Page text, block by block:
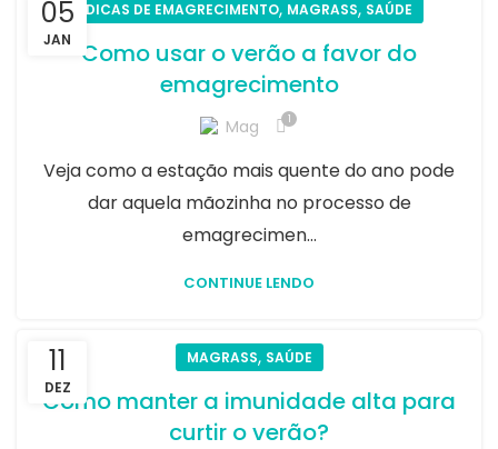
05
JAN
DICAS DE EMAGRECIMENTO, MAGRASS, SAÚDE
Como usar o verão a favor do
emagrecimento​
Mag 1
Veja como a estação mais quente do ano pode
dar aquela mãozinha no processo de
emagrecimen...
CONTINUE LENDO
11
DEZ
MAGRASS, SAÚDE
Como manter a imunidade alta para
curtir o verão?